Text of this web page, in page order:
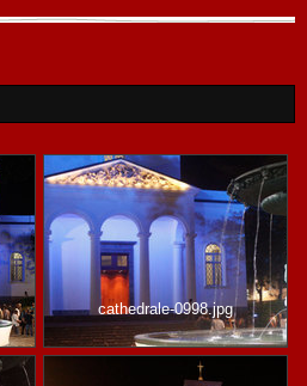
cathedrale-0998.jpg